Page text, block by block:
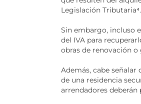
Legislación Tributaria⁴.
Sin embargo, incluso
del IVA para
obras de renovación
Además, cabe
de una residencia
arrendadores